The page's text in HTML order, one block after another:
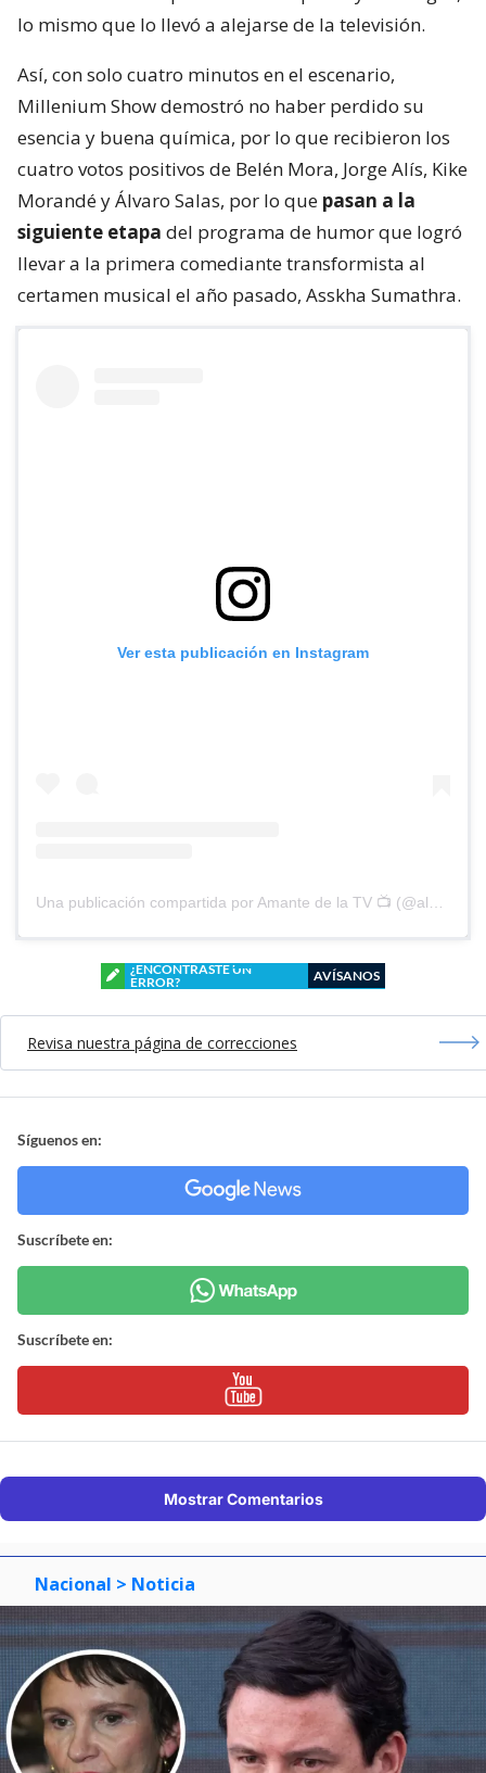
lo mismo que lo llevó a alejarse de la televisión.
Así, con solo cuatro minutos en el escenario,
Millenium Show demostró no haber perdido su
esencia y buena química, por lo que recibieron los
cuatro votos positivos de Belén Mora, Jorge Alís, Kike
Morandé y Álvaro Salas, por lo que pasan a la
siguiente etapa del programa de humor que logró
llevar a la primera comediante transformista al
certamen musical el año pasado, Asskha Sumathra.
Ver esta publicación en Instagram
¿ENCONTRASTE UN
ERROR?
AVÍSANOS
Revisa nuestra página de correcciones
Síguenos en:
Suscríbete en:
Suscríbete en:
Mostrar Comentarios
Nacional > Noticia